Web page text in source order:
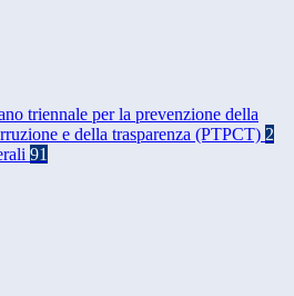
triennale per la prevenzione della
e della trasparenza (PTPCT) 2
91